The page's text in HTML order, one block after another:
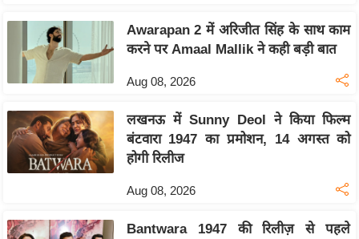
r
i
a
c
l
Awarapan 2 में अरिजीत सिंह के साथ काम
करने पर Amaal Mallik ने कही बड़ी बात
Aug 08, 2026
लखनऊ में Sunny Deol ने किया फिल्म
बंटवारा 1947 का प्रमोशन, 14 अगस्त को
होगी रिलीज
Aug 08, 2026
Bantwara 1947 की रिलीज़ से पहले